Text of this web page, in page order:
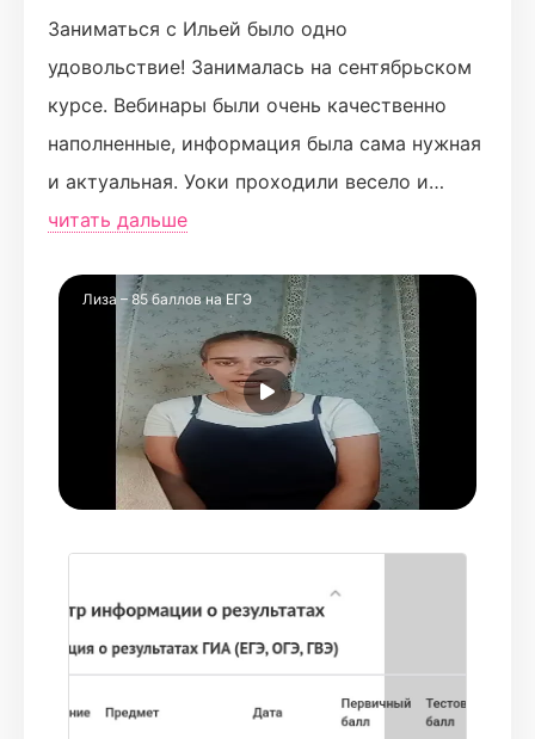
Заниматься с Ильей было одно
удовольствие! Занималась на сентябрьском
курсе. Вебинары были очень качественно
наполненные, информация была сама нужная
и актуальная. Уоки проходили весело и
интерактивно, что помогало немного
но Илья помог со всем разобраться и
полюбить предмет! На все вопросы очень
быстро можно получить ответ, а интерфейс
приложения очень красив и эстетичен)
Спасибо большое команде турбо, что
помогли достичь личных высот и набрать
онлайн школа сделала мой учебный сложный
год интереснее и наполненнее)❤
СПАСИБО!
читать дальше
Лиза – 85 баллов на ЕГЭ